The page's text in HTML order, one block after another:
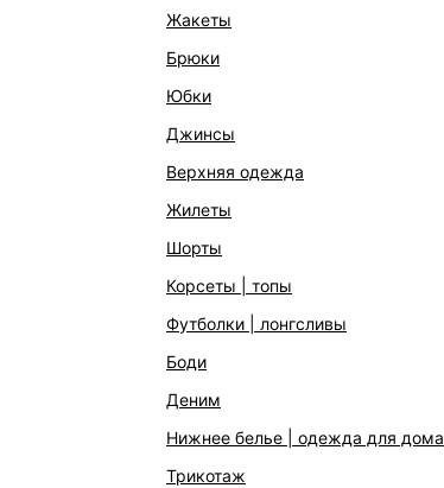
жакеты
брюки
юбки
джинсы
верхняя одежда
жилеты
шорты
корсеты | топы
футболки | лонгсливы
боди
деним
нижнее белье | одежда для дома
трикотаж
ОФИСНАЯ КОЛЛЕКЦИЯ
ЭКСКЛЮЗИВНО ОНЛАЙН